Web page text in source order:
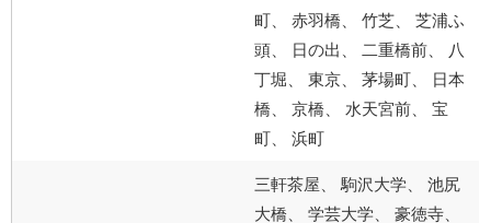
町、 赤羽橋、 竹芝、 芝浦ふ
頭、 日の出、 二重橋前、 八
丁堀、 東京、 茅場町、 日本
橋、 京橋、 水天宮前、 宝
町、 浜町
三軒茶屋、 駒沢大学、 池尻
大橋、 学芸大学、 豪徳寺、